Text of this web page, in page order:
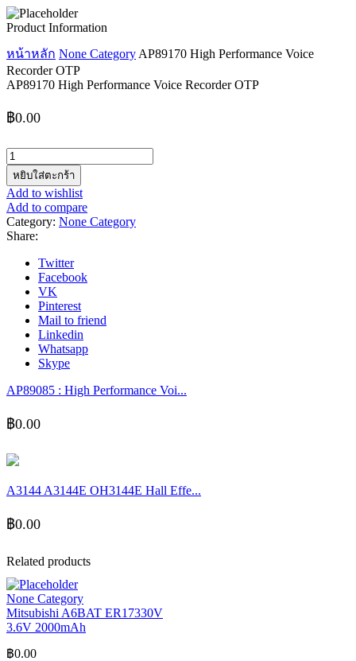
Product Information
หน้าหลัก None Category AP89170 High Performance Voice
Recorder OTP
AP89170 High Performance Voice Recorder OTP
฿0.00
จำนวน
AP89170
High
Performance
Voice
Recorder
หยิบใส่ตะกร้า
Add to wishlist
Add to compare
Category: None Category
Share:
Twitter
Facebook
VK
Pinterest
Mail to friend
Linkedin
Whatsapp
Skype
AP89085 : High Performance Voi...
฿0.00
A3144 A3144E OH3144E Hall Effe...
฿0.00
Related products
None Category
Mitsubishi A6BAT ER17330V
3.6V 2000mAh
฿0.00